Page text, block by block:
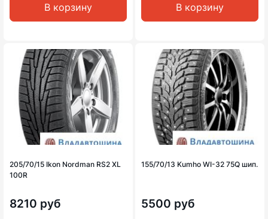
В корзину В корзину
205/70/15 Ikon Nordman RS2 XL
100R
8210 руб
155/70/13 Kumho WI-32 75Q шип.
5500 руб